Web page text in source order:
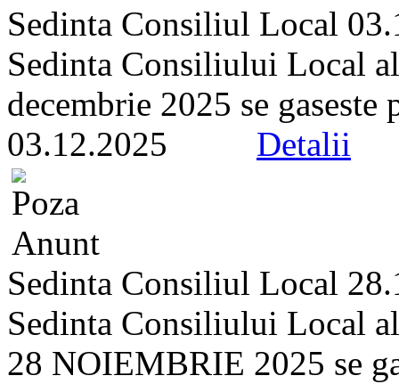
Sedinta Consiliul Local
Sedinta Consiliului Local
decembrie 2025 se
03.12.2025 Detalii
Sedinta Consiliul Local
Sedinta Consiliului Local
28 NOIEMBRIE 2025 se